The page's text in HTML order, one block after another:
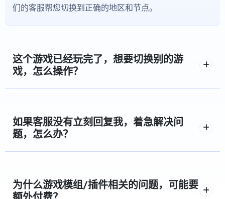
们的客服帮您切换到正确的地区和节点。
这个游戏已经玩完了，想要切换别的游
戏，怎么操作？
如果客服没有立刻回复我，着急解决问
题，怎么办？
为什么游戏模组/插件相关的问题，可能要
额外付费？